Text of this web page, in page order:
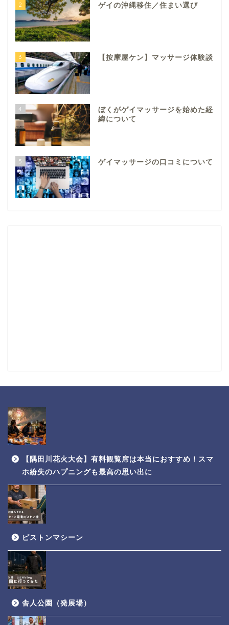
2 ゲイの沖縄移住／住まい選び
3 【按摩屋ケン】マッサージ体験談
4
ぼくがゲイマッサージを始めた経
緯について
5 ゲイマッサージの口コミについて
【隅田川花火大会】有料観覧席は本当におすすめ！スマ
ホ紛失のハプニングも最高の思い出に
ピストンマシーン
舎人公園（発展場）